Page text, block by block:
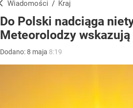
Wiadomości / Kraj
Do Polski nadciąga
Meteorolodzy wskazują
Dodano:8 maja 8:19